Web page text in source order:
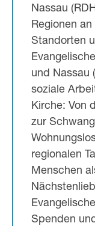
Nassau
Regionen
Standorten
und Nassau
soziale
Kirche: Von
zur
regionalen
Menschen
Spenden